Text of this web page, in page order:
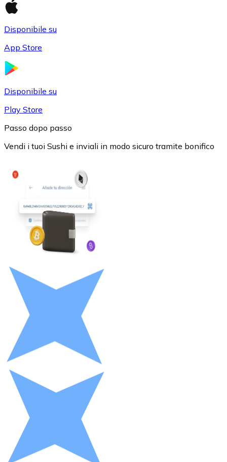
USDC
Litecoin
LTC
Buoni cripto
Disponibile su
App Store
Disponibile su
Play Store
Passo dopo passo
Vendi i tuoi Sushi e inviali in modo sicuro tramite bonifico